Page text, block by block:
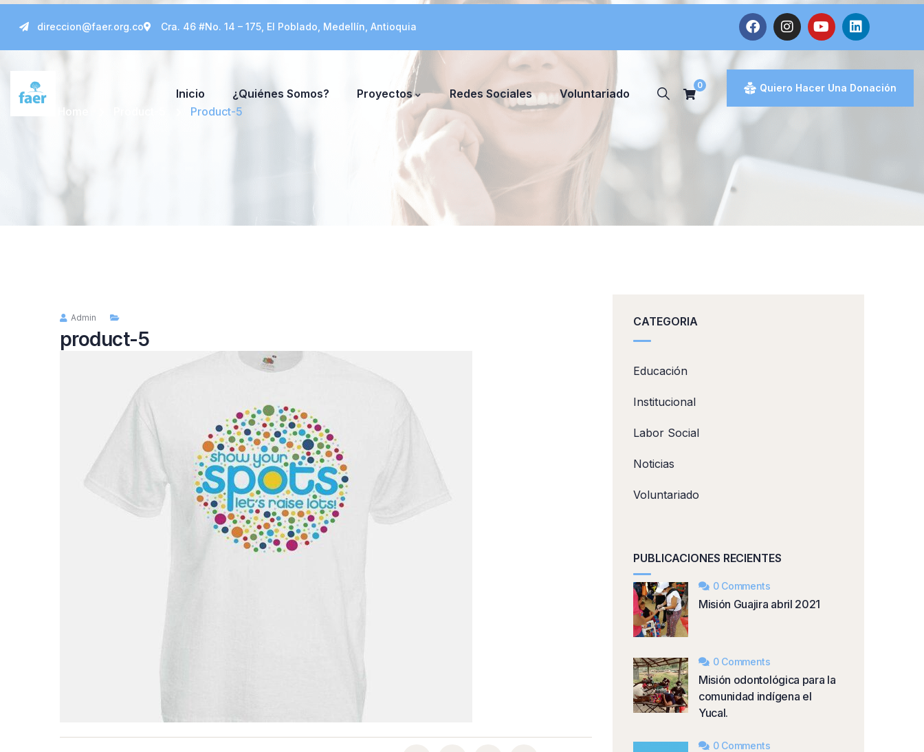
direccion@faer.org.co Cra. 46 #No. 14 – 175, El Poblado, Medellín, Antioquia
Inicio ¿Quiénes Somos? Proyectos Redes Sociales Voluntariado
0 Quiero Hacer Una Donación
Home Product-5
Admin
product-5
CATEGORIA
Educación
Institucional
Labor Social
Noticias
Voluntariado
PUBLICACIONES RECIENTES
0 Comments
Misión Guajira abril 2021
0 Comments
Misión odontológica para la
comunidad indígena el
Yucal.
0 Comments